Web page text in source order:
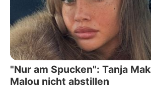
"Nur am Spucken": Tanja
Malou nicht abstillen